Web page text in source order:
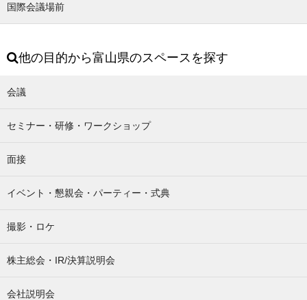
国際会議場前
他の目的から富山県のスペースを探す
会議
セミナー・研修・ワークショップ
面接
イベント・懇親会・パーティー・式典
撮影・ロケ
株主総会・IR/決算説明会
会社説明会